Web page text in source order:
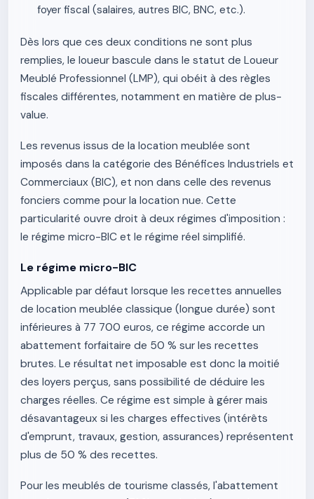
foyer fiscal (salaires, autres BIC, BNC, etc.).
Dès lors que ces deux conditions ne sont plus
remplies, le loueur bascule dans le statut de Loueur
Meublé Professionnel (LMP), qui obéit à des règles
fiscales différentes, notamment en matière de plus-
value.
Les revenus issus de la location meublée sont
imposés dans la catégorie des Bénéfices Industriels et
Commerciaux (BIC), et non dans celle des revenus
fonciers comme pour la location nue. Cette
particularité ouvre droit à deux régimes d'imposition :
le régime micro-BIC et le régime réel simplifié.
Le régime micro-BIC
Applicable par défaut lorsque les recettes annuelles
de location meublée classique (longue durée) sont
inférieures à 77 700 euros, ce régime accorde un
abattement forfaitaire de 50 % sur les recettes
brutes. Le résultat net imposable est donc la moitié
des loyers perçus, sans possibilité de déduire les
charges réelles. Ce régime est simple à gérer mais
désavantageux si les charges effectives (intérêts
d'emprunt, travaux, gestion, assurances) représentent
plus de 50 % des recettes.
Pour les meublés de tourisme classés, l'abattement